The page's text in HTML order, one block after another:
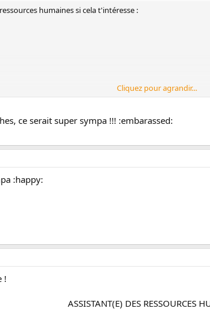
humaines si cela t'intéresse :
Cliquez pour agrandir...
ce serait super sympa !!! :embarassed:
:happy:
!
ASSISTANT(E) DES RESSOURCES